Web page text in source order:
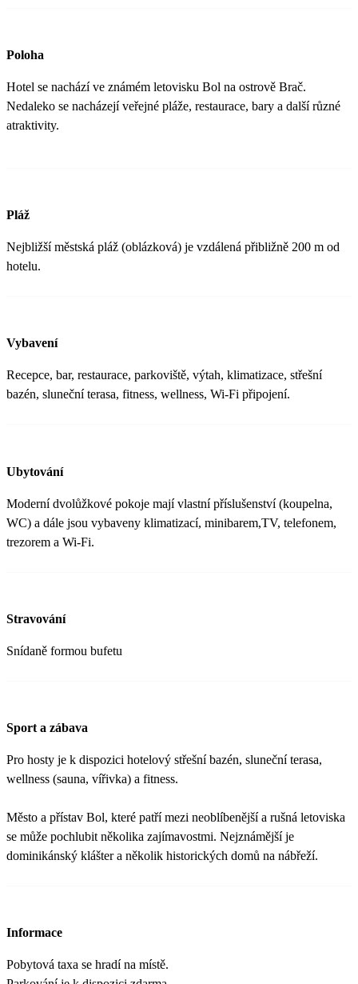
Poloha
Hotel se nachází ve známém letovisku Bol na ostrově Brač.
Nedaleko se nacházejí veřejné pláže, restaurace, bary a další různé
atraktivity.
Pláž
Nejbližší městská pláž (oblázková) je vzdálená přibližně 200 m od
hotelu.
Vybavení
Recepce, bar, restaurace, parkoviště, výtah, klimatizace, střešní
bazén, sluneční terasa, fitness, wellness, Wi-Fi připojení.
Ubytování
Moderní dvolůžkové pokoje mají vlastní příslušenství (koupelna,
WC) a dále jsou vybaveny klimatizací, minibarem,TV, telefonem,
trezorem a Wi-Fi.
Stravování
Snídaně formou bufetu
Sport a zábava
Pro hosty je k dispozici hotelový střešní bazén, sluneční terasa,
wellness (sauna, vířivka) a fitness.
Město a přístav Bol, které patří mezi neoblíbenější a rušná letoviska
se může pochlubit několika zajímavostmi. Nejznámější je
dominikánský klášter a několik historických domů na nábřeží.
Informace
Pobytová taxa se hradí na místě.